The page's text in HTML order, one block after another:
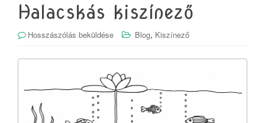
Halacskás kiszínező
Hosszászólás beküldése Blog, Kiszínező